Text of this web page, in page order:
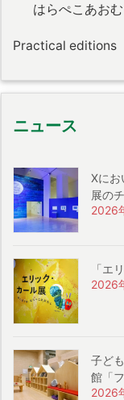
はらぺこあお
Practical editions
ニュース
Xにお
展の
2026
「エ
2026
子ど
館「
2026